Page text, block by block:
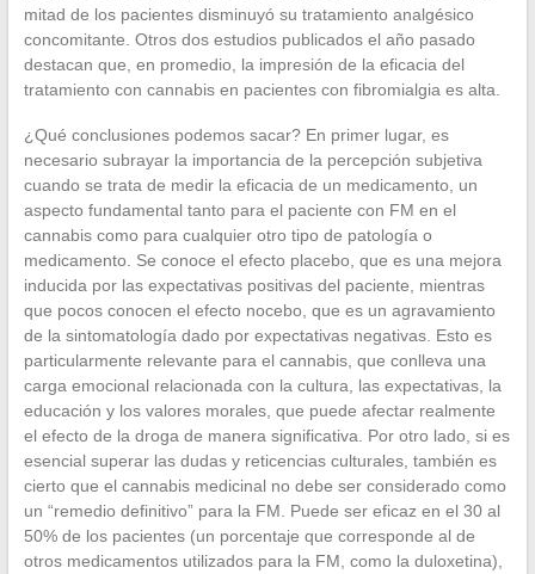
mitad de los pacientes disminuyó su tratamiento analgésico
concomitante. Otros dos estudios publicados el año pasado
destacan que, en promedio, la impresión de la eficacia del
tratamiento con cannabis en pacientes con fibromialgia es alta.
¿Qué conclusiones podemos sacar? En primer lugar, es
necesario subrayar la importancia de la percepción subjetiva
cuando se trata de medir la eficacia de un medicamento, un
aspecto fundamental tanto para el paciente con FM en el
cannabis como para cualquier otro tipo de patología o
medicamento. Se conoce el efecto placebo, que es una mejora
inducida por las expectativas positivas del paciente, mientras
que pocos conocen el efecto nocebo, que es un agravamiento
de la sintomatología dado por expectativas negativas. Esto es
particularmente relevante para el cannabis, que conlleva una
carga emocional relacionada con la cultura, las expectativas, la
educación y los valores morales, que puede afectar realmente
el efecto de la droga de manera significativa. Por otro lado, si es
esencial superar las dudas y reticencias culturales, también es
cierto que el cannabis medicinal no debe ser considerado como
un “remedio definitivo” para la FM. Puede ser eficaz en el 30 al
50% de los pacientes (un porcentaje que corresponde al de
otros medicamentos utilizados para la FM, como la duloxetina),